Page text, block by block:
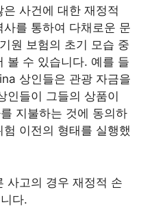
사건에 대한 재정적
를 통하여 다채로운 문
원 보험의 초기 모습 중
볼 수 있습니다. 예를 들
상인들은 관광 자금을
인들이 그들의 상품이
지불하는 것에 동의하
이전의 형태를 실행했
사고의 경우 재정적 손
다.